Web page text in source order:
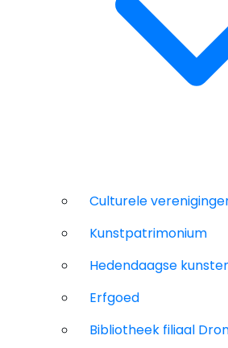
Culturele
Kunstpatrimonium
Hedendaagse
Erfgoed
Bibliotheek filiaal